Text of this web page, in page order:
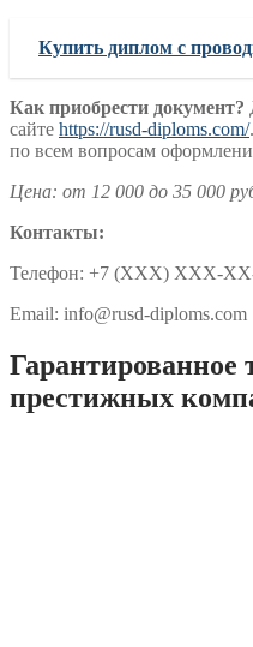
Купить диплом с
Как приобрести документ?
сайте https://rusd-diploms.com/
по всем вопросам
Цена: от 12 000 до 35 000
Контакты:
Телефон: +7 (ХХХ) ХХХ-
Email: info@rusd-diploms.com
Гарантированное
престижных